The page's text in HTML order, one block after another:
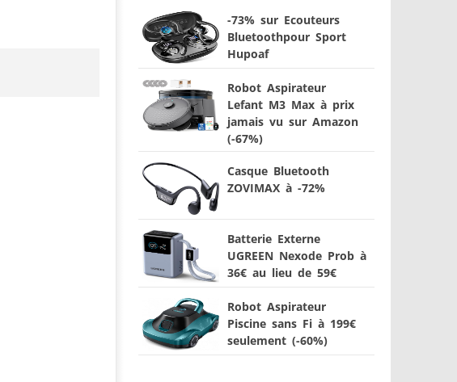
-73% sur Ecouteurs
Bluetoothpour Sport
Hupoaf
Robot Aspirateur
Lefant M3 Max à prix
jamais vu sur Amazon
(-67%)
Casque Bluetooth
ZOVIMAX à -72%
Batterie Externe
UGREEN Nexode Prob à
36€ au lieu de 59€
Robot Aspirateur
Piscine sans Fi à 199€
seulement (-60%)